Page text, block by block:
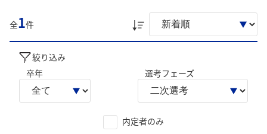
全1件
絞り込み
卒年
選考フェーズ
内定者のみ